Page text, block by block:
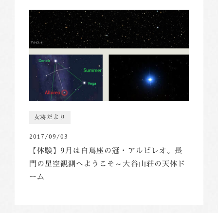
女将だより
2017/09/03
【体験】9月は白鳥座の冠・アルビレオ。長
門の星空観測へようこそ～大谷山荘の天体ド
ーム